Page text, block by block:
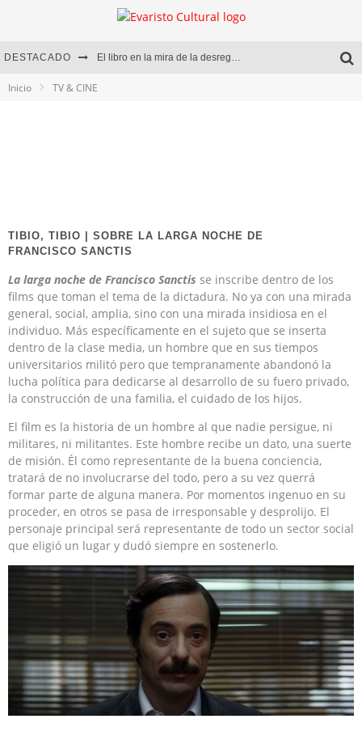
DESTACADO El libro en la mira de la desregulación
Inicio TV & CINE
TIBIO, TIBIO | SOBRE LA LARGA NOCHE DE
FRANCISCO SANCTIS
La larga noche de Francisco Sanctis se inscribe dentro de los
films que toman el tema de la dictadura. No ya con una mirada
general, social, amplia, sino con una mirada insidiosa en el
individuo. Más específicamente en el sujeto que se inserta
dentro de la clase media, un hombre que en sus tiempos
universitarios militó pero que tempranamente abandonó la
lucha política para dedicarse al desarrollo de su fuero privado,
la construcción de una familia, el cuidado de los hijos.
El film es la historia de un hombre al que nadie persigue, ni
militares, ni militantes. Este hombre recibe un dato, una suerte
de misión. Él como representante de la buena conciencia,
tratará de no involucrarse del todo, pero a su vez querrá
formar parte de alguna manera. Por momentos ingenuo en su
proceder, en otros se pasa de irresponsable y desprolijo. El
personaje principal será representante de todo un sector social
que eligió un lugar y dudó siempre en sostenerlo.